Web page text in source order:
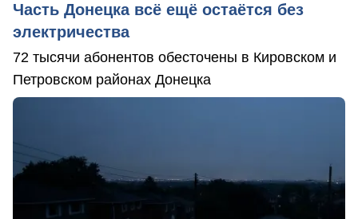
Часть Донецка всё ещё остаётся без
электричества
72 тысячи абонентов обесточены в Кировском и
Петровском районах Донецка